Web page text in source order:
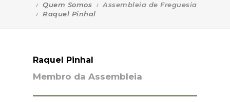
Quem Somos
Assembleia de Freguesia
Raquel Pinhal
Raquel Pinhal
Membro da Assembleia